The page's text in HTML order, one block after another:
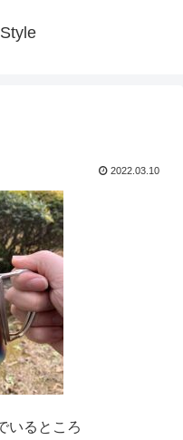
2022.03.10
いるところ